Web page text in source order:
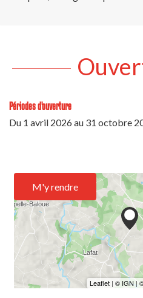
Périodes d'ouverture
Du 1 avril 2026au 31 octobre
M'y rendre